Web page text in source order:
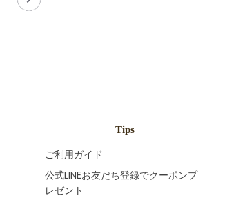
Tips
ご利用ガイド
公式LINEお友だち登録でクーポンプ
レゼント